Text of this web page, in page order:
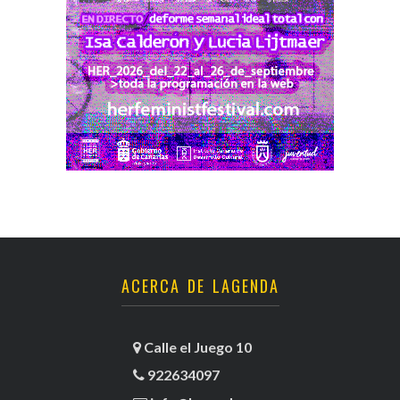
ACERCA DE LAGENDA
Calle el Juego 10
922634097